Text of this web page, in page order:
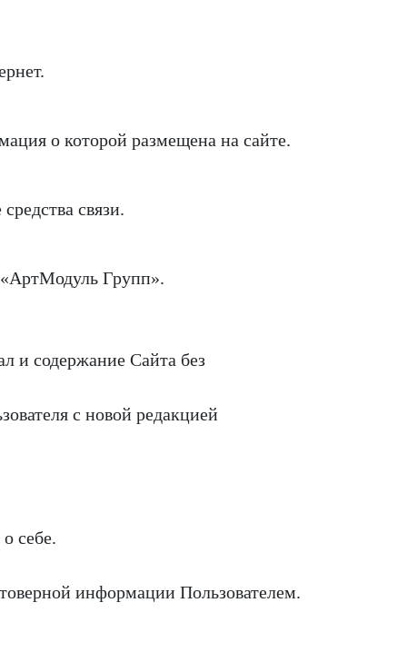
о которой размещена на сайте.
связи.
«АртМодуль Групп».
и содержание Сайта без
с новой редакцией
себе.
информации Пользователем.